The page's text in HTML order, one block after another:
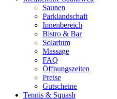
Saunen
Parklandschaft
Innenbereich
Bistro & Bar
Solarium
Massage
FAQ
Öffnungszeiten
Preise
Gutscheine
Tennis & Squash